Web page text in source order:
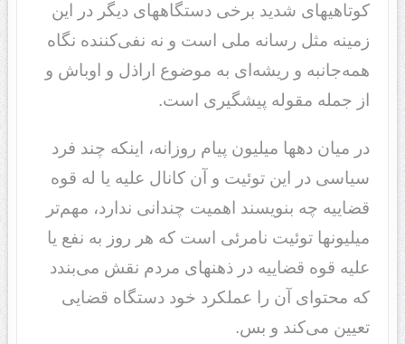
کوتاهیهای شدید برخی دستگاههای دیگر در این
زمینه مثل رسانه ملی است و نه نفی‌کننده نگاه
همه‌جانبه و ریشه‌ای به موضوع اراذل و اوباش و
از جمله مقوله پیشگیری است.
در میان دهها میلیون پیام روزانه، اینکه چند فرد
سیاسی در این توئیت و آن کانال علیه یا له قوه
قضاییه چه بنویسند اهمیت چندانی ندارد، مهم‌تر
میلیونها توئیت نامرئی است که هر روز به نفع یا
علیه قوه قضاییه در ذهنهای مردم نقش می‌بندد
که محتوای آن را عملکرد خود دستگاه قضایی
تعیین می‌کند و بس.